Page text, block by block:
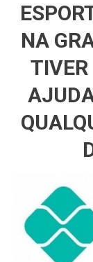
NA
TIVER